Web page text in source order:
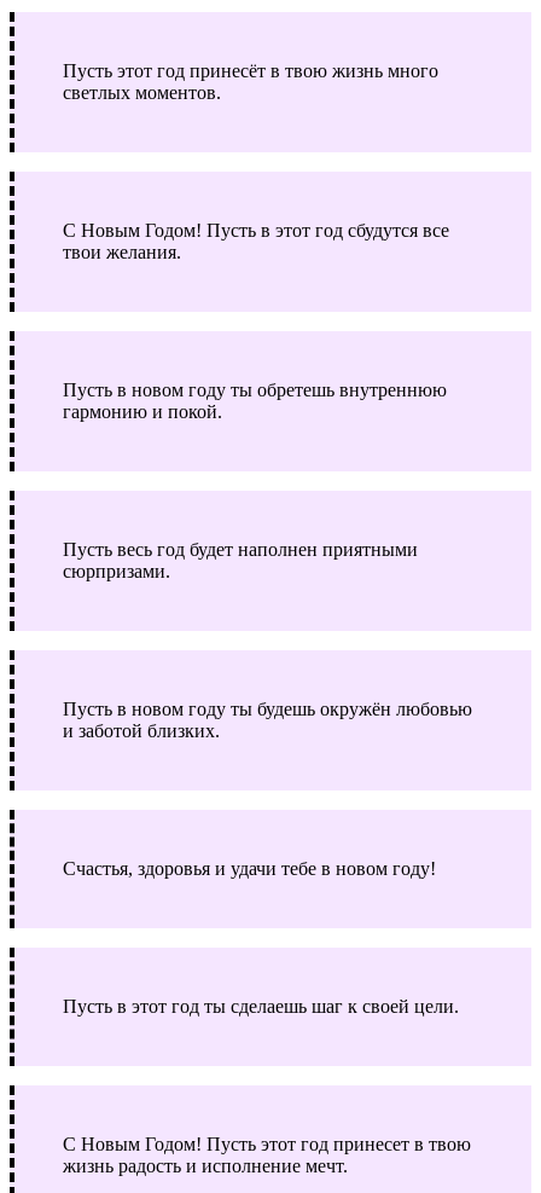
Пусть этот год принесёт в твою жизнь много
светлых моментов.
С Новым Годом! Пусть в этот год сбудутся все
твои желания.
Пусть в новом году ты обретешь внутреннюю
гармонию и покой.
Пусть весь год будет наполнен приятными
сюрпризами.
Пусть в новом году ты будешь окружён любовью
и заботой близких.
Счастья, здоровья и удачи тебе в новом году!
Пусть в этот год ты сделаешь шаг к своей цели.
С Новым Годом! Пусть этот год принесет в твою
жизнь радость и исполнение мечт.